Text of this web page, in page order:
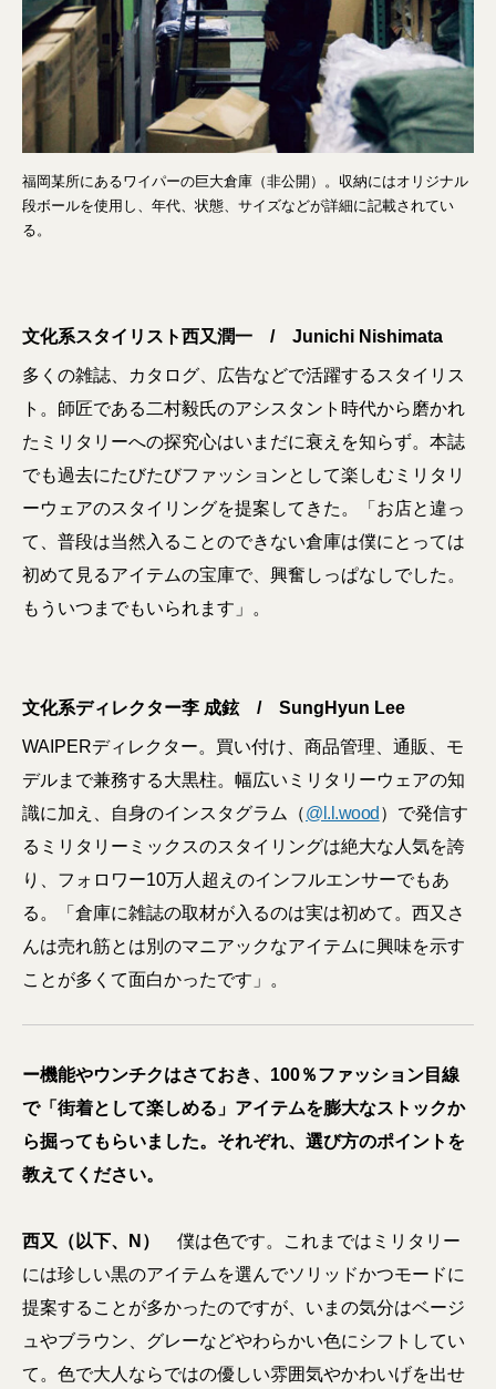
福岡某所にあるワイパーの巨大倉庫（非公開）。収納にはオリジナル
段ボールを使用し、年代、状態、サイズなどが詳細に記載されてい
る。
文化系スタイリスト西又潤一 / Junichi Nishimata
多くの雑誌、カタログ、広告などで活躍するスタイリス
ト。師匠である二村毅氏のアシスタント時代から磨かれ
たミリタリーへの探究心はいまだに衰えを知らず。本誌
でも過去にたびたびファッションとして楽しむミリタリ
ーウェアのスタイリングを提案してきた。「お店と違っ
て、普段は当然入ることのできない倉庫は僕にとっては
初めて見るアイテムの宝庫で、興奮しっぱなしでした。
もういつまでもいられます」。
文化系ディレクター李 成鉉 / SungHyun Lee
WAIPERディレクター。買い付け、商品管理、通販、モ
デルまで兼務する大黒柱。幅広いミリタリーウェアの知
識に加え、自身のインスタグラム（@l.l.wood ）で発信す
るミリタリーミックスのスタイリングは絶大な人気を誇
り、フォロワー10万人超えのインフルエンサーでもあ
る。「倉庫に雑誌の取材が入るのは実は初めて。西又さ
んは売れ筋とは別のマニアックなアイテムに興味を示す
ことが多くて面白かったです」。
ー機能やウンチクはさておき、100％ファッション目線
で「街着として楽しめる」アイテムを膨大なストックか
ら掘ってもらいました。それぞれ、選び方のポイントを
教えてください。
西又（以下、N）
僕は色です。これまではミリタリー
には珍しい黒のアイテムを選んでソリッドかつモードに
提案することが多かったのですが、 いまの気分はベージ
ュやブラウン、グレーなどやわらかい色にシフトしてい
て 。色で大人ならではの優しい雰囲気やかわいげを出せ